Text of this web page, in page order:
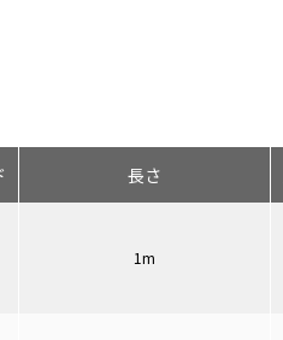
長さ
1m